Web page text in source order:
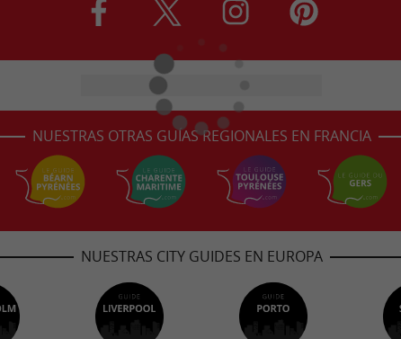
NUESTRAS OTRAS GUÍAS REGIONALES EN FRANCIA
NUESTRAS CITY GUIDES EN EUROPA